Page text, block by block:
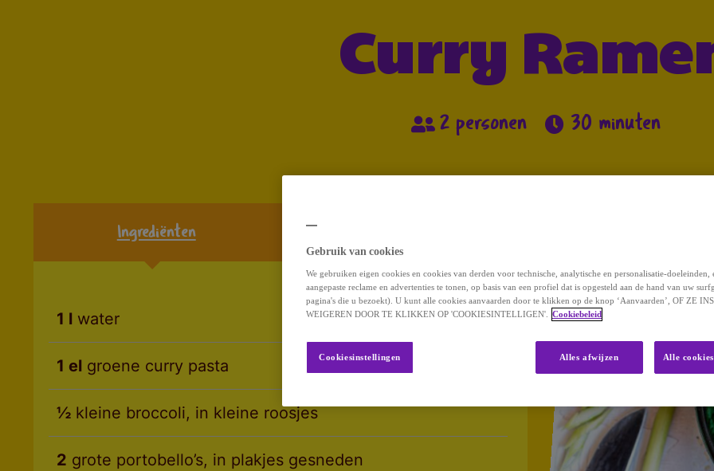
Curry
2 personen 30 minuten
Ingrediënten
1 lwater
1 elgroene curry pasta
½kleine broccoli, in kleine roosjes
2 grote portobello’s, in plakjes gesneden
Gebruik van cookies
We gebruiken eigen cookies en cookies van derden voor technische, analytische en personalisatie-doeleinden,
aangepaste reclame en advertenties te tonen, op basis van een profiel dat is opgesteld aan de hand van uw
pagina's die u bezoekt). U kunt alle cookies aanvaarden door te klikken op de knop ‘Aanvaarden’, OF ZE
WEIGEREN DOOR TE KLIKKEN OP 'COOKIESINTELLIGEN'. Cookiebeleid
Alles afwijzen Alle
Cookiesinstellingen